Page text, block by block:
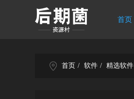
首页
首页 / 软件 / 精选软件